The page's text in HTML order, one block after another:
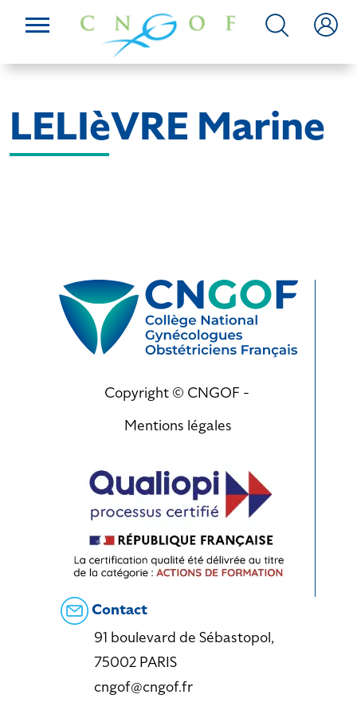
LELIèVRE Marine
Copyright © CNGOF -
Mentions légales
Contact
91 boulevard de Sébastopol,
75002 PARIS
cngof@cngof.fr